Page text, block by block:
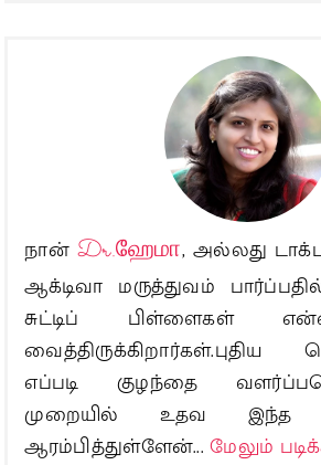
நான்Dr.ஹேமா, அல்லது
ஆக்டிவா மருத்துவம்
சுட்டிப் பிள்ளைகள்
வைத்திருக்கிறார்கள்.புதிய
எப்படி குழந்தை
முறையில் உதவ இந்த
ஆரம்பித்துள்ளேன்...மேலும்